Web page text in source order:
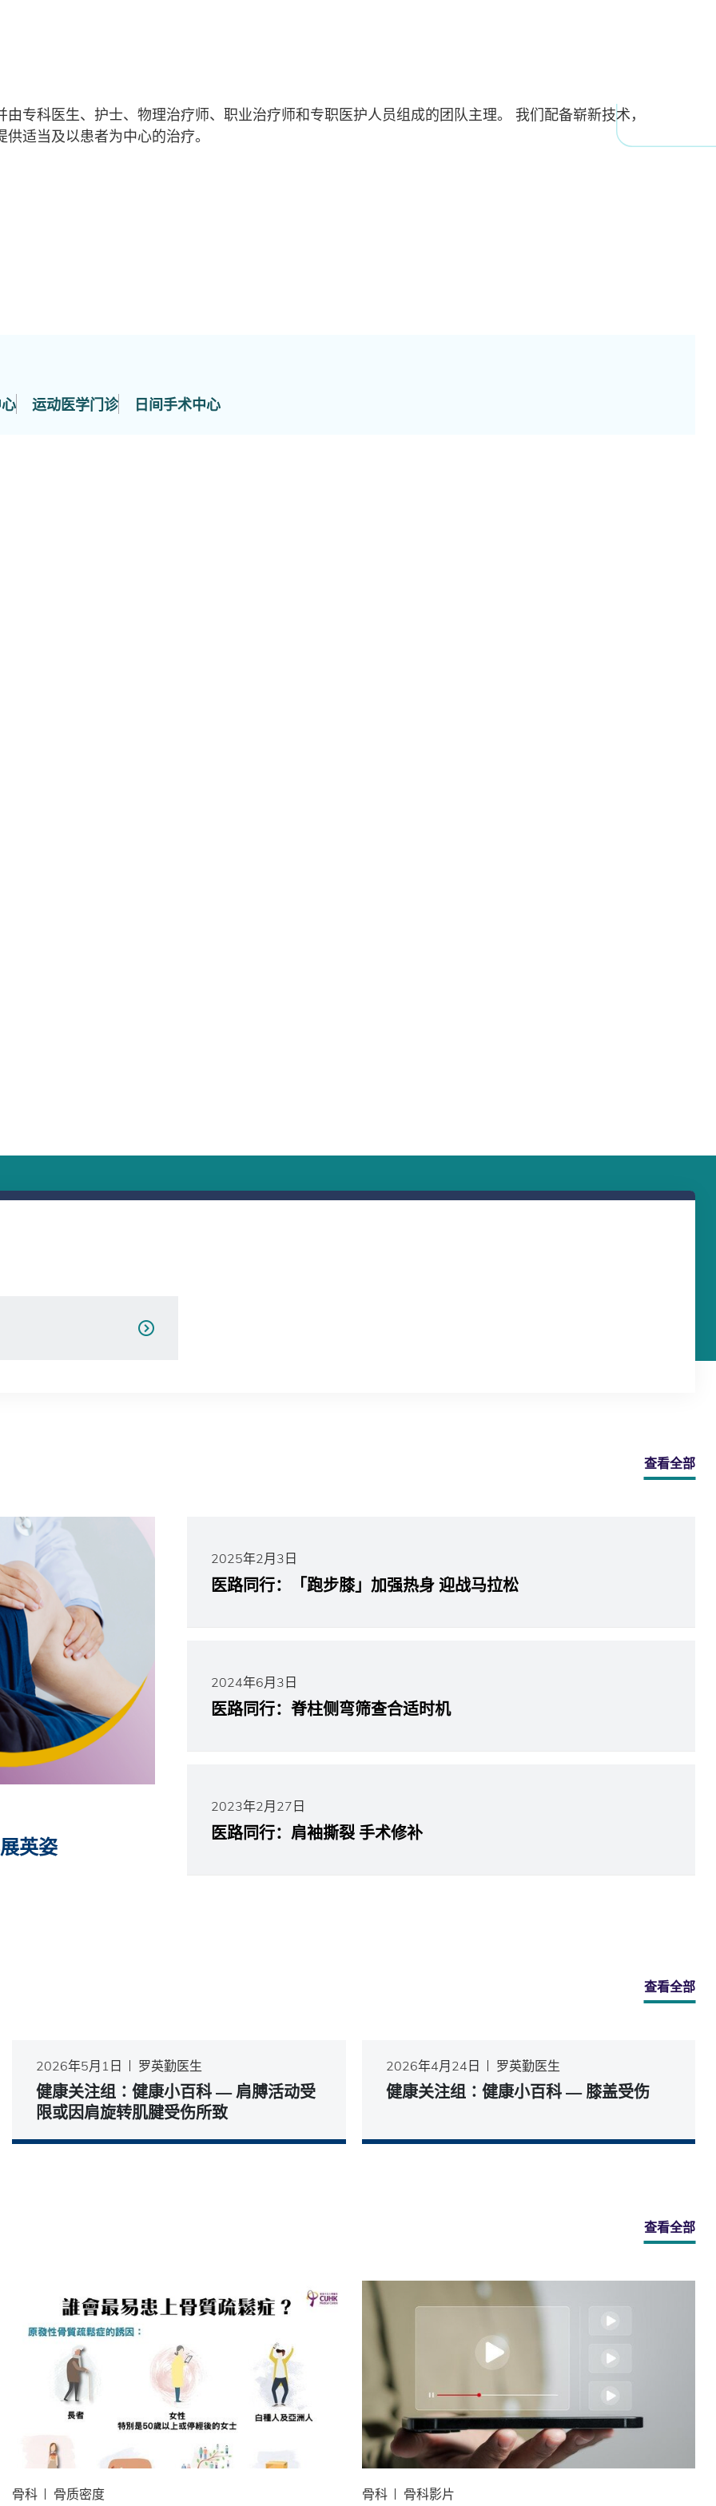
专科医生、护士、物理治疗师、职业治疗师和专职医护人员组成的团队主理。 我们配备崭新技术，
适当及以患者为中心的治疗。
运动医学门诊 日间手术中心
查看全部
英姿
2025年2月3日
医路同行：「跑步膝」加强热身 迎战马拉松
2024年6月3日
医路同行：脊柱侧弯筛查合适时机
2023年2月27日
医路同行：肩袖撕裂 手术修补
查看全部
2026年5月1日 罗英勤医生
健康关注组∶健康小百科 — 肩膊活动受
限或因肩旋转肌腱受伤所致
2026年4月24日 罗英勤医生
健康关注组∶健康小百科 — 膝盖受伤
查看全部
骨科 骨质密度 骨科 骨科影片